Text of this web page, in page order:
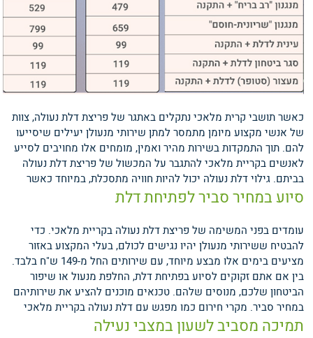
כאשר תושבי קרית מלאכי נתקלים באתגר של פריצת דלת נעולה, צוות
של אנשי מקצוע מיומן מתמסר למתן שירותי מנעולן יעילים שיסייעו
להם. תוך התמקדות בשירות מהיר ואמין, מומחים אלו מחויבים לסייע
לאנשים בקריית מלאכי להתגבר על המכשול של פריצת דלת נעולה
בביתם.
סיוע במחיר סביר לפתיחת דלת
גילוי דלת נעולה יכול להיות חוויה מתסכלת, במיוחד כאשר
עומדים בפני המשימה של פריצת דלת נעולה בקריית מלאכי. כדי
להבטיח ששירותי מנעולן יהיו נגישים לכולם, בעלי המקצוע באזור
מציעים בימים אלו מבצע מיוחד, עם שירותים החל מ-149 ש"ח בלבד.
בין אם אתם זקוקים לסיוע בפתיחת דלת, החלפת מנעול או שיפור
הביטחון שלכם, מנוסים שלהם. טכנאים מוכנים להציע את שירותיהם
במחיר סביר.
תמיכה מסביב לשעון במצבי נעילה
מקרי חירום כמו מפגש עם דלת נעולה בקריית מלאכי